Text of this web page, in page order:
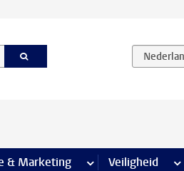
& Marketing meerVeiligheid